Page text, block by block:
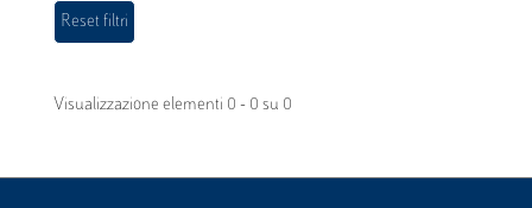
Visualizzazione elementi 0 - 0 su 0